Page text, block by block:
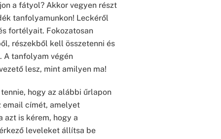
a fátyol? Akkor vegyen részt
tanfolyamunkon! Leckéről
fortélyait. Fokozatosan
részekből kell összetenni és
A tanfolyam végén
lesz, mint amilyen ma!
hogy az alábbi űrlapon
email címét, amelyet
azt is kérem, hogy a
leveleket állítsa be